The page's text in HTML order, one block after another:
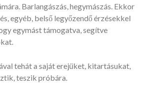
Barlangászás, hegymászás. Ekkor
egyéb, belső legyőzendő érzésekkel
egymást támogatva, segítve
tehát a saját erejüket, kitartásukat,
teszik próbára.